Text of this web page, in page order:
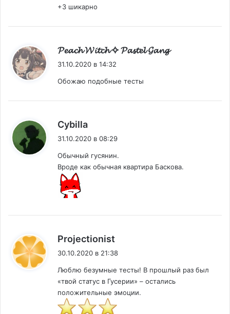
+3 шикарно
𝓟𝓮𝓪𝓬𝓱 𝓦𝓲𝓽𝓬𝓱 ✧ 𝓟𝓪𝓼𝓽𝓮𝓵 𝓖𝓪𝓷𝓰:
31.10.2020 в 14:32
Обожаю подобные тесты
Cybilla
31.10.2020 в 08:29
Обычный гусянин.
Вроде как обычная квартира Баскова.
Projectionist
30.10.2020 в 21:38
Люблю безумные тесты! В прошлый раз был
«твой статус в Гусерии» – остались
положительные эмоции.